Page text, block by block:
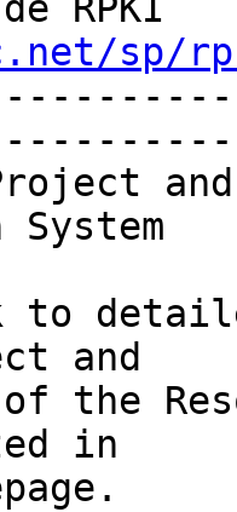
sp/
Project
and
the
in